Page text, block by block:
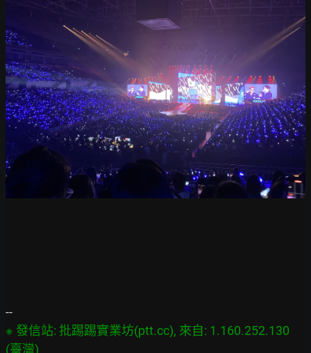
※ 發信站: 批踢踢實業坊(ptt.cc), 來自: 1.160.252.130
(臺灣)